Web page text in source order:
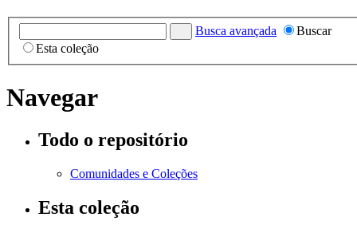
Busca avançada
Buscar
Esta coleção
Navegar
Todo o repositório
Comunidades e Coleções
Esta coleção